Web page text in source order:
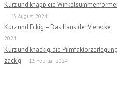
Kurz und knapp die
13. August 2024
Kurz und Eckig – Das Haus der Vierecke
2024
Kurz und knackig, die
zackig
12. Februar 2024